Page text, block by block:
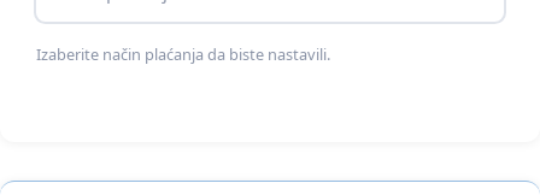
Izaberite način plaćanja da biste nastavili.